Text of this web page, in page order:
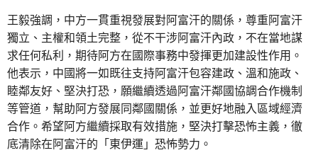
王毅強調，中方一貫重視發展對阿富汗的關係，尊重阿富汗
獨立、主權和領土完整，從不干涉阿富汗內政，不在當地謀
求任何私利，期待阿方在國際事務中發揮更加建設性作用。
他表示，中國將一如既往支持阿富汗包容建政、溫和施政、
睦鄰友好、堅決打恐，願繼續透過阿富汗鄰國協調合作機制
等管道，幫助阿方發展同鄰國關係，並更好地融入區域經濟
合作。希望阿方繼續採取有效措施，堅決打擊恐怖主義，徹
底清除在阿富汗的「東伊運」恐怖勢力。